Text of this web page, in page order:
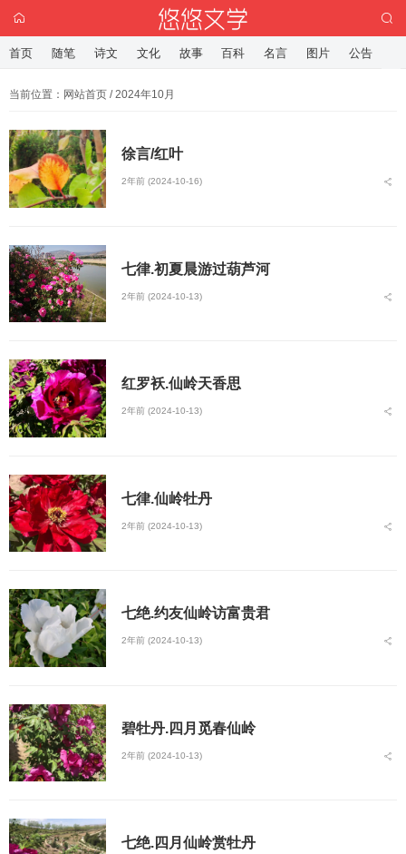
当前位置： 网站首页 / 2024年10月
徐言/红叶
2年前 (2024-10-16)
七律.初夏晨游过葫芦河
2年前 (2024-10-13)
红罗袄.仙岭天香思
2年前 (2024-10-13)
七律.仙岭牡丹
2年前 (2024-10-13)
七绝.约友仙岭访富贵君
2年前 (2024-10-13)
碧牡丹.四月觅春仙岭
2年前 (2024-10-13)
七绝.四月仙岭赏牡丹
首页 随笔 诗文 文化 故事 百科 名言 图片 公告